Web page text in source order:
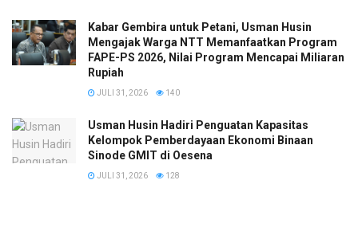
Kabar Gembira untuk Petani, Usman Husin
Mengajak Warga NTT Memanfaatkan Program
FAPE-PS 2026, Nilai Program Mencapai Miliaran
Rupiah
JULI 31, 2026 140
​Usman Husin Hadiri Penguatan Kapasitas
Kelompok Pemberdayaan Ekonomi Binaan
Sinode GMIT di Oesena
JULI 31, 2026 128